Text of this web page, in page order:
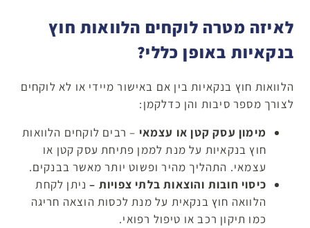
לאיזה מטרה לוקחים הלוואות חוץ
בנקאיות באופן כללי?
הלוואות חוץ בנקאיות בין אם באישור מיידי או לא לוקחים
לצורך מספר סיבות והן כדלקמן:
מימון עסק קטן או עצמאי – רבים לוקחים הלוואות
חוץ בנקאיות על מנת לממן פתיחת עסק קטן או
עצמאי. התהליך מהיר ופשוט יותר מאשר בבנקים.
כיסוי חובות והוצאות בלתי צפויות –ניתן לקחת
הלוואה חוץ בנקאית על מנת לכסות הוצאה חריגה
כמו תיקון רכב או טיפול רפואי.